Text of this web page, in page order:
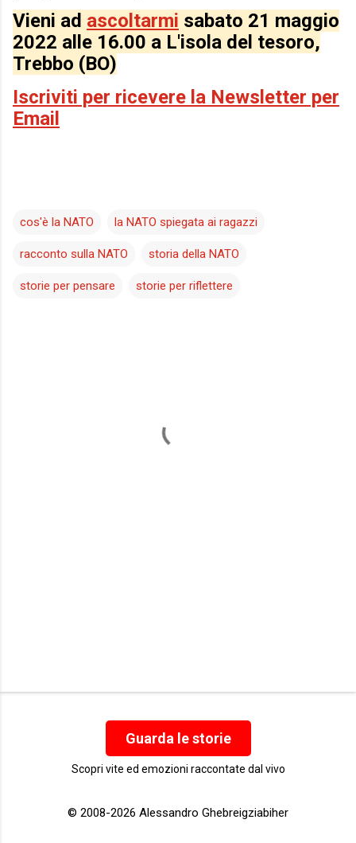
Vieni ad ascoltarmi sabato 21 maggio
2022 alle 16.00 a L'isola del tesoro,
Trebbo (BO)
Iscriviti per ricevere la Newsletter per
Email
cos'è la NATO la NATO spiegata ai ragazzi
racconto sulla NATO storia della NATO
storie per pensare storie per riflettere
Guarda le storie
Scopri vite ed emozioni raccontate dal vivo
© 2008-2026 Alessandro Ghebreigziabiher